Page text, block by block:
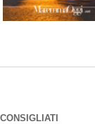
CONSIGLIATI